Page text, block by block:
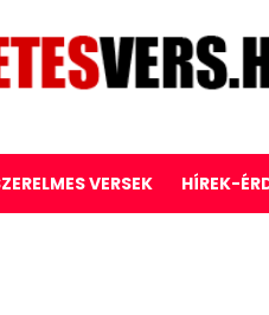
VERSEK HÍREK-